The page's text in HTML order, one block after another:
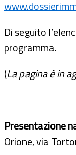
Di seguito
programma.
(La pagina è in
Presentazione
Orione, via